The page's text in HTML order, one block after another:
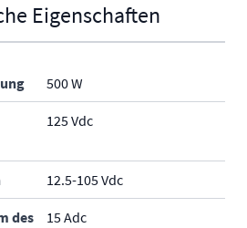
Eigenschaften
500 W
125 Vdc
12.5-105 Vdc
des
15 Adc